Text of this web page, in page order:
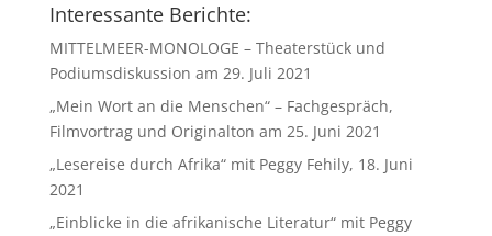
Interessante Berichte:
MITTELMEER-MONOLOGE – Theaterstück und
Podiumsdiskussion am 29. Juli 2021
„Mein Wort an die Menschen“ – Fachgespräch,
Filmvortrag und Originalton am 25. Juni 2021
„Lesereise durch Afrika“ mit Peggy Fehily, 18. Juni
2021
„Einblicke in die afrikanische Literatur“ mit Peggy